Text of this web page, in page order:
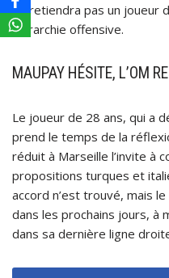
ne retiendra pas un joueur
hiérarchie offensive.
MAUPAY HÉSITE, L’OM
Le joueur de 28 ans, qui a
prend le temps de la
réduit à Marseille l’invite à
propositions turques et
accord n’est trouvé, mais
dans les prochains jours, à
dans sa dernière ligne